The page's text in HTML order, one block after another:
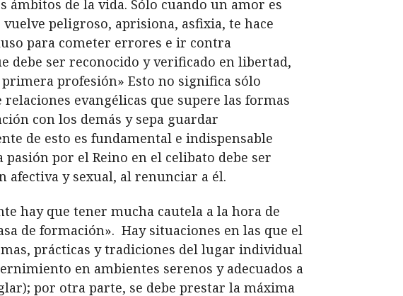
ámbitos de la vida. Sólo cuando un amor es
peligroso, aprisiona, asfixia, te hace
para cometer errores e ir contra
debe ser reconocido y verificado en libertad,
profesión» Esto no significa sólo
evangélicas que supere las formas
con los demás y sepa guardar
de esto es fundamental e indispensable
por el Reino en el celibato debe ser
y sexual, al renunciar a él.
hay que tener mucha cautela a la hora de
de formación». Hay situaciones en las que el
prácticas y tradiciones del lugar individual
en ambientes serenos y adecuados a
por otra parte, se debe prestar la máxima